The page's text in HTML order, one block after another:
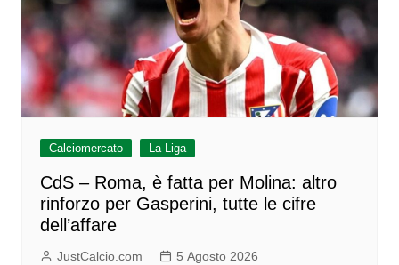
Calciomercato La Liga
CdS – Roma, è fatta per Molina: altro
rinforzo per Gasperini, tutte le cifre
dell’affare
JustCalcio.com 5 Agosto 2026